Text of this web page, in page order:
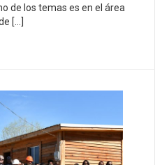
de los temas es en el área
[…]